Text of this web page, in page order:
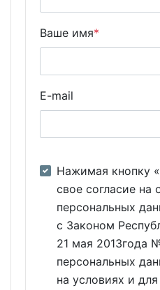
Ваше имя*
E-mail
Нажимая кнопку
свое согласие на
персональных
с Законом
21 мая 2013года
персональных
на условиях и